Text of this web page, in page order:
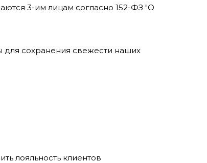
3-им лицам согласно 152-ФЗ "О
сохранения свежести наших
лояльность клиентов